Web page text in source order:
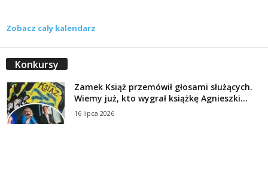
Zobacz cały kalendarz
Konkursy
Zamek Książ przemówił głosami służących.
Wiemy już, kto wygrał książkę Agnieszki...
16 lipca 2026